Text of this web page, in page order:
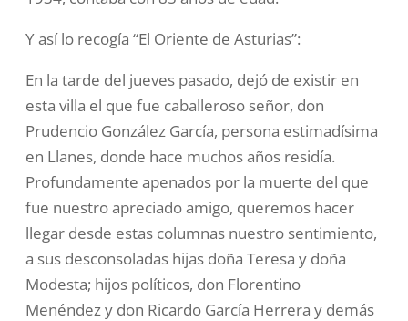
Y así lo recogía “El Oriente de Asturias”:
En la tarde del jueves pasado, dejó de existir en
esta villa el que fue caballeroso señor, don
Prudencio González García, persona estimadísima
en Llanes, donde hace muchos años residía.
Profundamente apenados por la muerte del que
fue nuestro apreciado amigo, queremos hacer
llegar desde estas columnas nuestro sentimiento,
a sus desconsoladas hijas doña Teresa y doña
Modesta; hijos políticos, don Florentino
Menéndez y don Ricardo García Herrera y demás